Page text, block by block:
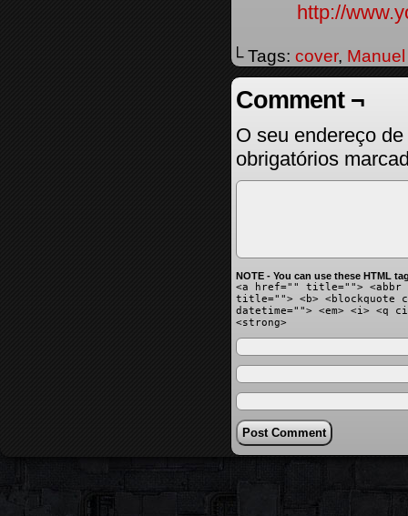
http://
└ Tags: cover,
Comment ¬
O seu endereço
obrigatórios
NOTE - You can use these HTML
<a href="" title=""> <abbr
title=""> <b> <blockquote
datetime=""> <em> <i> <q
<strong>